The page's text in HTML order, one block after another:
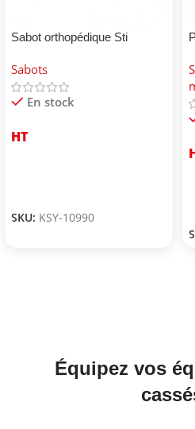
Sabot orthopédique Sti
Sabots
En stock
HT
SKU: KSY-10990
Équipez vos